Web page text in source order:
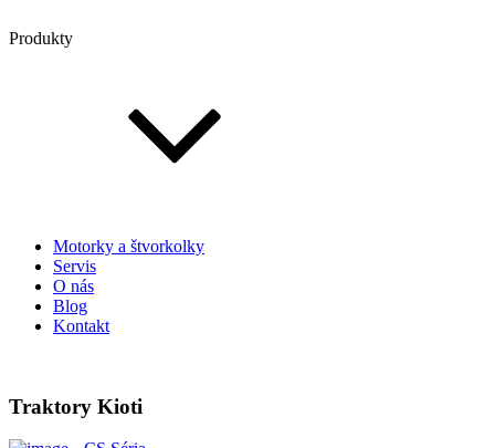
Produkty
Motorky a štvorkolky
Servis
O nás
Blog
Kontakt
Traktory Kioti